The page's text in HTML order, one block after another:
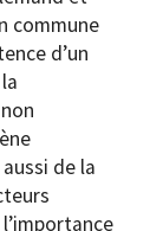
commune
d’un
de la